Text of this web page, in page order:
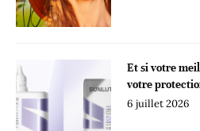
Et si votre
votre
6 juillet 2026